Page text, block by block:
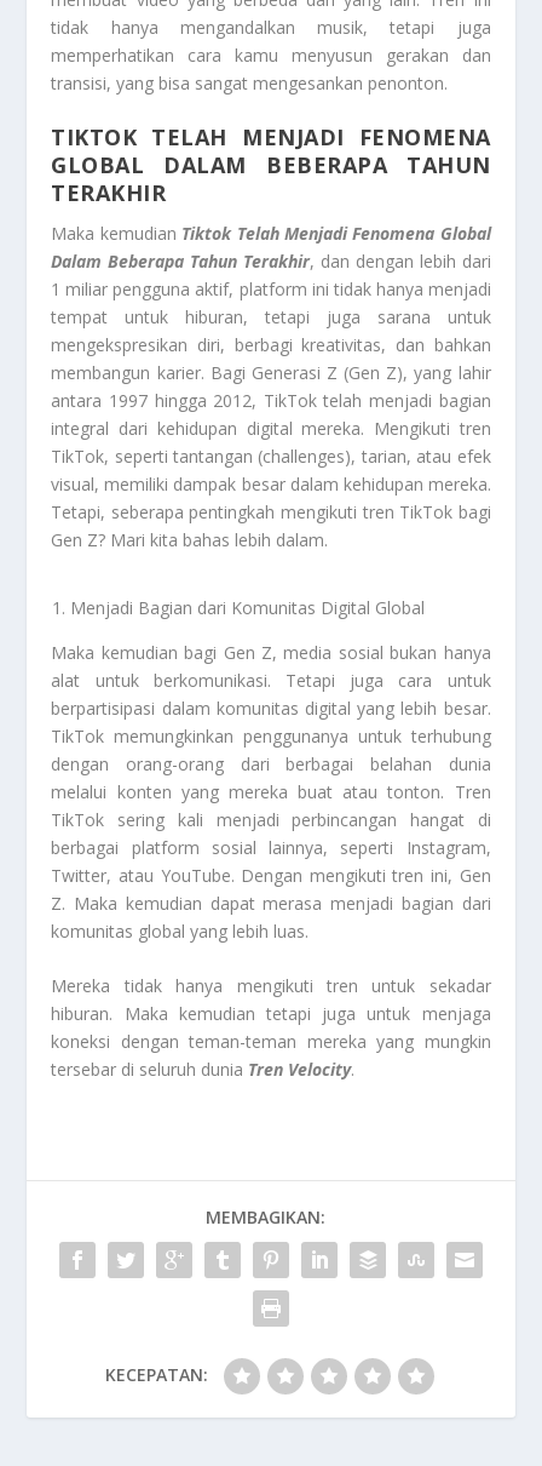
tidak hanya mengandalkan musik, tetapi juga
memperhatikan cara kamu menyusun gerakan dan
transisi, yang bisa sangat mengesankan penonton.
TIKTOK TELAH MENJADI FENOMENA
GLOBAL DALAM BEBERAPA TAHUN
TERAKHIR
Maka kemudian Tiktok Telah Menjadi Fenomena Global
Dalam Beberapa Tahun Terakhir, dan dengan lebih dari
1 miliar pengguna aktif, platform ini tidak hanya menjadi
tempat untuk hiburan, tetapi juga sarana untuk
mengekspresikan diri, berbagi kreativitas, dan bahkan
membangun karier. Bagi Generasi Z (Gen Z), yang lahir
antara 1997 hingga 2012, TikTok telah menjadi bagian
integral dari kehidupan digital mereka. Mengikuti tren
TikTok, seperti tantangan (challenges), tarian, atau efek
visual, memiliki dampak besar dalam kehidupan mereka.
Tetapi, seberapa pentingkah mengikuti tren TikTok bagi
Gen Z? Mari kita bahas lebih dalam.
Menjadi Bagian dari Komunitas Digital Global
Maka kemudian bagi Gen Z, media sosial bukan hanya
alat untuk berkomunikasi. Tetapi juga cara untuk
berpartisipasi dalam komunitas digital yang lebih besar.
TikTok memungkinkan penggunanya untuk terhubung
dengan orang-orang dari berbagai belahan dunia
melalui konten yang mereka buat atau tonton. Tren
TikTok sering kali menjadi perbincangan hangat di
berbagai platform sosial lainnya, seperti Instagram,
Twitter, atau YouTube. Dengan mengikuti tren ini, Gen
Z. Maka kemudian dapat merasa menjadi bagian dari
komunitas global yang lebih luas.
Mereka tidak hanya mengikuti tren untuk sekadar
hiburan. Maka kemudian tetapi juga untuk menjaga
koneksi dengan teman-teman mereka yang mungkin
tersebar di seluruh dunia Tren Velocity.
MEMBAGIKAN:
KECEPATAN: